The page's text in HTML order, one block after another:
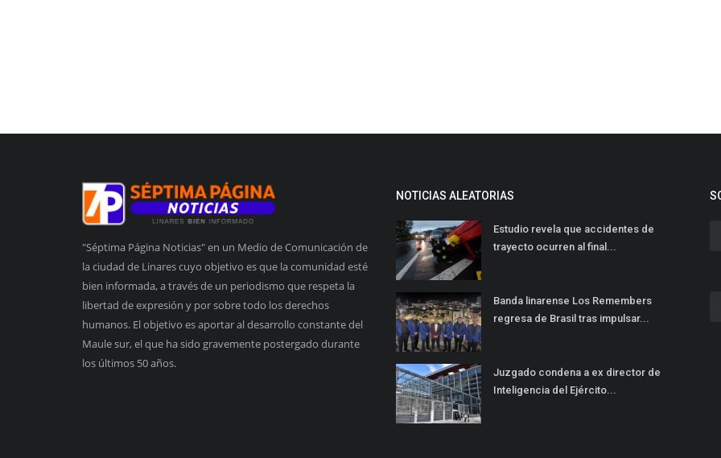
"Séptima Página Noticias" en un Medio de Comunicación de
la ciudad de Linares cuyo objetivo es que la comunidad esté
bien informada, a través de un periodismo que respeta la
libertad de expresión y por sobre todo los derechos
humanos. El objetivo es aportar al desarrollo constante del
Maule sur, el que ha sido gravemente postergado durante
los últimos 50 años.
NOTICIAS ALEATORIAS
Estudio revela que accidentes de
trayecto ocurren al final...
Banda linarense Los Remembers
regresa de Brasil tras impulsar...
Juzgado condena a ex director de
Inteligencia del Ejército...